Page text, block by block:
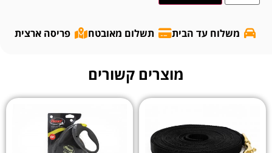
משלוח עד הבית תשלום מאובטח פריסה ארצית
מוצרים קשורים